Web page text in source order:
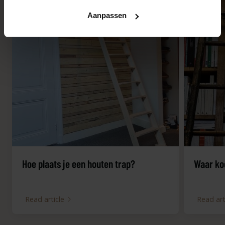
Aanpassen
Hoe plaats je een houten trap?
Read article
Waar
Read